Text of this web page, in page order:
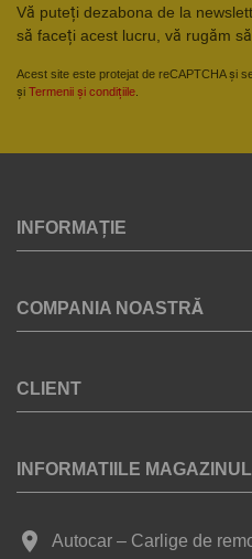
Vă puteți dezabona de la
să faceți acest lucru, vă rugăm
Acest site este protejat de reCAPTCHA și
și Termenii și condițiile
INFORMAȚIE
COMPANIA NOASTRĂ
CLIENT
INFORMATIILE
place Autocar – Carlige de